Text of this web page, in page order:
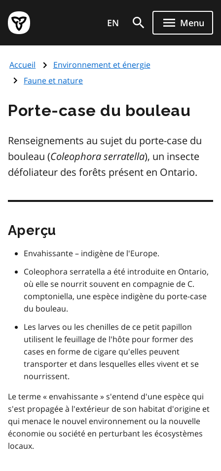
au
contenu
principal
Page
d'accueil
de
l'Ontario
EN Menu
Accueil
Environnement et énergie
Faune et nature
Porte-case du bouleau
Renseignements au sujet du porte-case du
bouleau (Coleophora serratella), un insecte
défoliateur des forêts présent en Ontario.
Aperçu
Envahissante – indigène de l'Europe.
Coleophora serratella a été introduite en Ontario,
où elle se nourrit souvent en compagnie de C.
comptoniella, une espèce indigène du porte-case
du bouleau.
Les larves ou les chenilles de ce petit papillon
utilisent le feuillage de l'hôte pour former des
cases en forme de cigare qu'elles peuvent
transporter et dans lesquelles elles vivent et se
nourrissent.
Le terme « envahissante » s'entend d'une espèce qui
s'est propagée à l'extérieur de son habitat d'origine et
qui menace le nouvel environnement ou la nouvelle
économie ou société en perturbant les écosystèmes
locaux.